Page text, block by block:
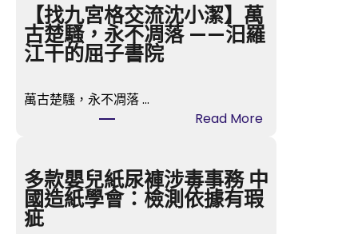
【找九宮格交流沈小潔】萬
古楚騷，永不凋落 ——汨羅
江干的屈子書院
萬古楚騷，永不凋落 …
Read More:
九
宮
格
多款嬰兒紙尿褲涉毒事務 中
國造紙學會：檢測依據有瑕
疵